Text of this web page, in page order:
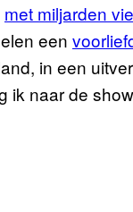
met miljarden
een
in een
ik naar de